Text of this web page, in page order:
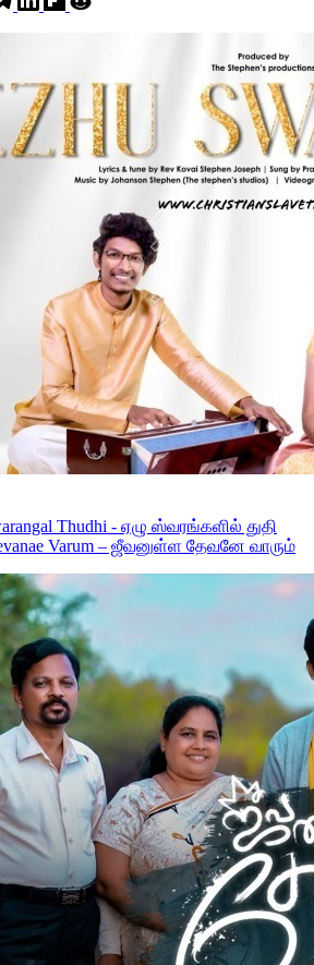
Thudhi - ஏழு ஸ்வரங்களில் துதி
Varum – ஜீவனுள்ள தேவனே வாரும்